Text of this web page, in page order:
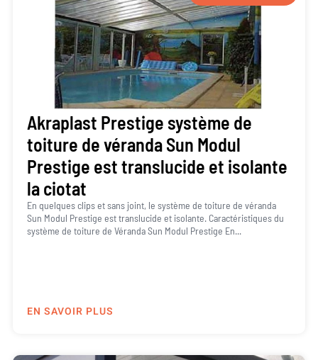
Akraplast Prestige système de
toiture de véranda Sun Modul
Prestige est translucide et isolante
la ciotat
En quelques clips et sans joint, le système de toiture de véranda
Sun Modul Prestige est translucide et isolante. Caractéristiques du
système de toiture de Véranda Sun Modul Prestige En...
EN SAVOIR PLUS